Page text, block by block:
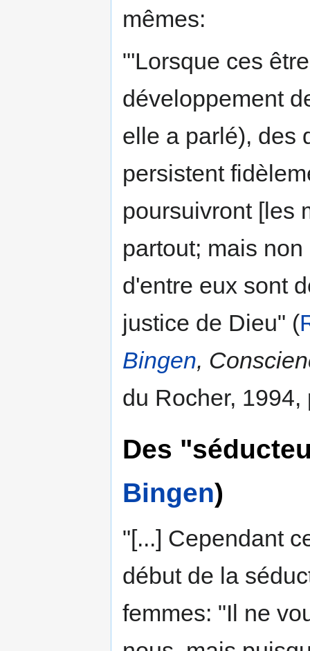
mêmes:
"'Lorsque ces
développement
elle a parlé), des
persistent
poursuivront [les
partout; mais
d'entre eux sont
justice de Dieu" (
Bingen,
du Rocher, 1994,
Des
Bingen)
"[...] Cependant
début de la
femmes: "Il ne